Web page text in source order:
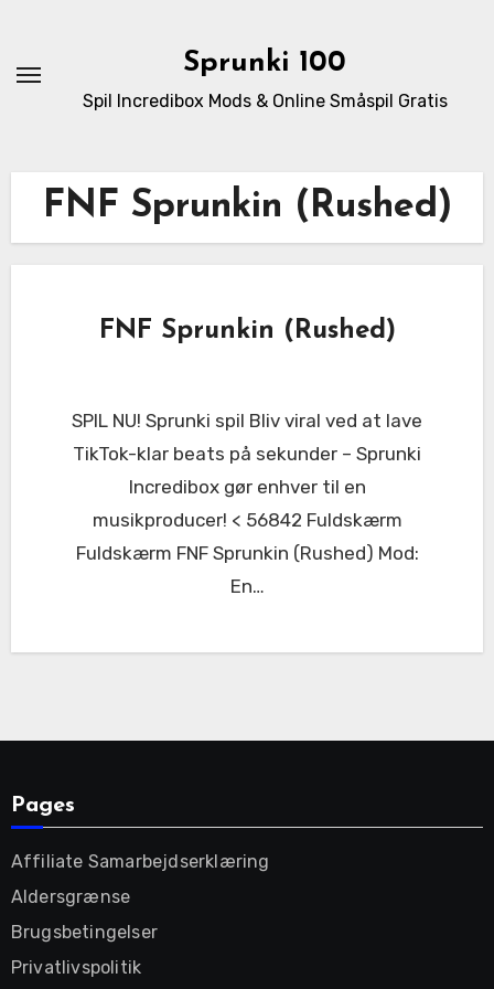
content
Sprunki 100
Spil Incredibox Mods & Online Småspil Gratis
FNF Sprunkin (Rushed)
FNF Sprunkin (Rushed)
SPIL NU! Sprunki spil Bliv viral ved at lave
TikTok-klar beats på sekunder – Sprunki
Incredibox gør enhver til en
musikproducer! < 56842 Fuldskærm
Fuldskærm FNF Sprunkin (Rushed) Mod:
En…
Pages
Affiliate Samarbejdserklæring
Aldersgrænse
Brugsbetingelser
Privatlivspolitik